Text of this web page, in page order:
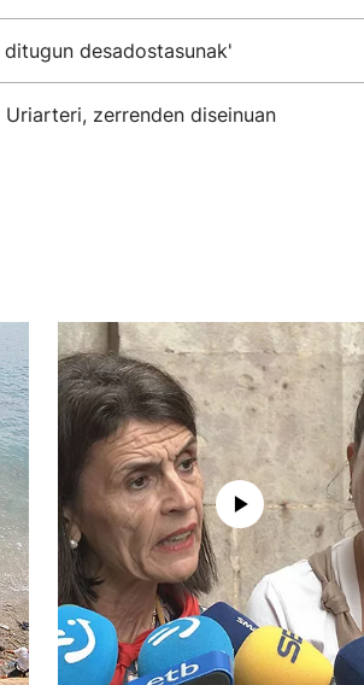
desadostasunak'
zerrenden diseinuan